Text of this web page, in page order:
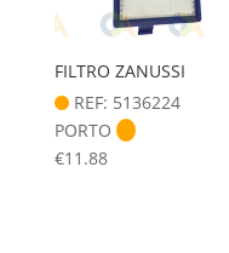
FILTRO ZANUSSI
REF: 5136224
PORTO
€11.88